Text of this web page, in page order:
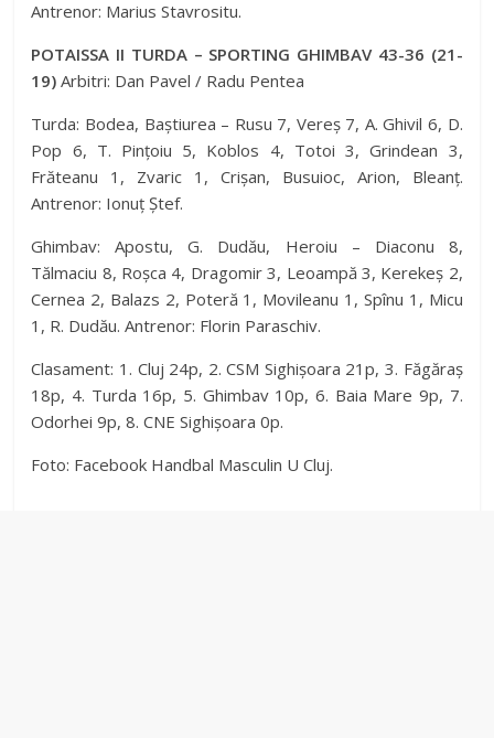
Antrenor: Marius Stavrositu.
POTAISSA II TURDA – SPORTING GHIMBAV 43-36 (21-
19) Arbitri: Dan Pavel / Radu Pentea
Turda: Bodea, Baștiurea – Rusu 7, Vereș 7, A. Ghivil 6, D.
Pop 6, T. Pințoiu 5, Koblos 4, Totoi 3, Grindean 3,
Frăteanu 1, Zvaric 1, Crișan, Busuioc, Arion, Bleanț.
Antrenor: Ionuț Ștef.
Ghimbav: Apostu, G. Dudău, Heroiu – Diaconu 8,
Tălmaciu 8, Roșca 4, Dragomir 3, Leoampă 3, Kerekeș 2,
Cernea 2, Balazs 2, Poteră 1, Movileanu 1, Spînu 1, Micu
1, R. Dudău. Antrenor: Florin Paraschiv.
Clasament: 1. Cluj 24p, 2. CSM Sighișoara 21p, 3. Făgăraș
18p, 4. Turda 16p, 5. Ghimbav 10p, 6. Baia Mare 9p, 7.
Odorhei 9p, 8. CNE Sighișoara 0p.
Foto: Facebook Handbal Masculin U Cluj.